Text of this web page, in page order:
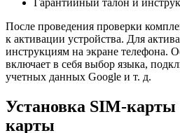
После проведения проверки
к активации устройства. Для
инструкциям на экране телефона.
включает в себя выбор языка,
учетных данных Google и т. д.
Установка SIM-
карты